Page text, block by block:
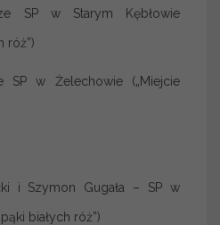
SP w Starym Kębłowie
róż”)
SP w Żelechowie („Miejcie
i Szymon Gugała – SP w
białych róż”)